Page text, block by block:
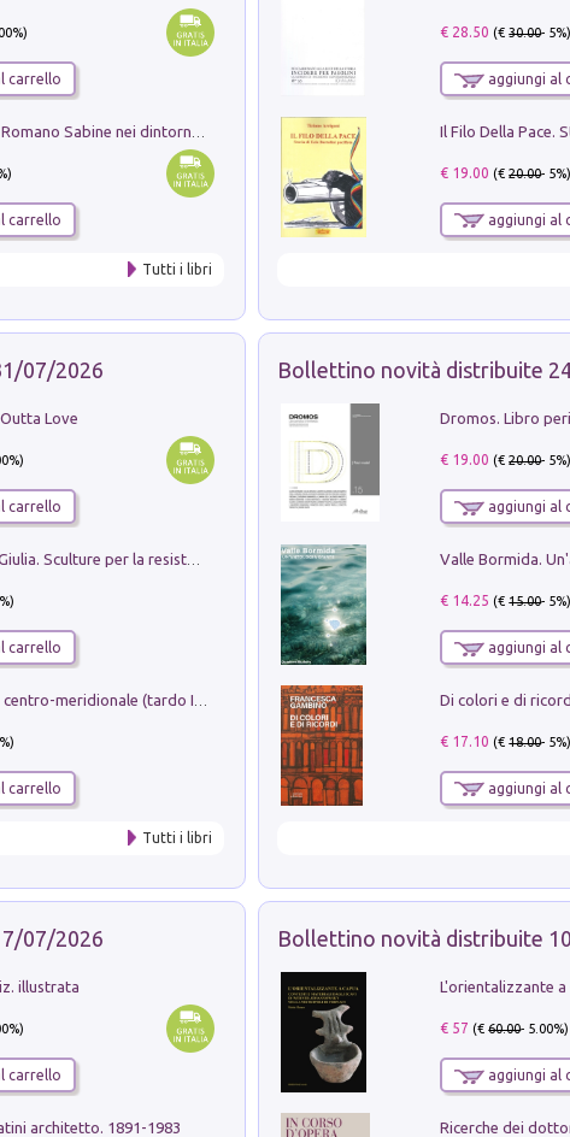
carrello
carrello
Tutti i libri
€ 28.50 (€30.00- 5%)
aggiungi al
€ 19.00 (€20.00- 5%)
aggiungi al
07/2026
Love
carrello
Memorial Santa Giulia. Sculture per la resistenza Monchio di Palagano
carrello
carrello
Tutti i libri
Bollettino novità distribuite
€ 19.00 (€20.00- 5%)
aggiungi al
Valle Bormida.
€ 14.25 (€15.00- 5%)
aggiungi al
Di colori e di
€ 17.10 (€18.00- 5%)
aggiungi al
07/2026
illustrata
carrello
architetto. 1891-1983
Bollettino novità distribuite
€ 57 (€60.00- 5.00%)
aggiungi al